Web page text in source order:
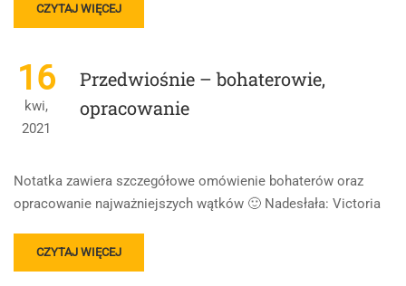
READ
MORE
ROK
1984
–
BOHATEROWIE,
OPRACOWANIE
CZYTAJ WIĘCEJ
16
kwi,
2021
Przedwiośnie – bohaterowie,
opracowanie
Notatka zawiera szczegółowe omówienie bohaterów oraz
opracowanie najważniejszych wątków 🙂 Nadesłała: Victoria
READ
MORE
CZYTAJ WIĘCEJ